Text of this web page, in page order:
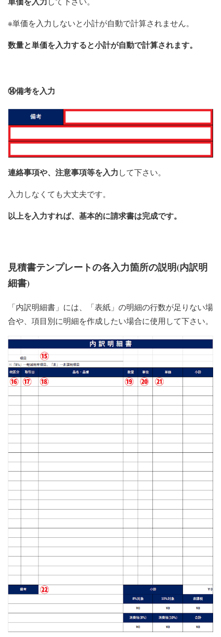
※単価を入力しないと小計が自動で計算されません。
数量と単価を入力すると小計が自動で計算されます。
⑭備考を入力
連絡事項や、注意事項等を入力して下さい。
入力しなくても大丈夫です。
以上を入力すれば、基本的に請求書は完成です。
見積書テンプレートの各入力箇所の説明(内訳明
細書)
「内訳明細書」には、「表紙」の明細の行数が足りない場
合や、項目別に明細を作成したい場合に使用して下さい。